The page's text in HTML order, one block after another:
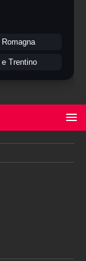
e Trentino